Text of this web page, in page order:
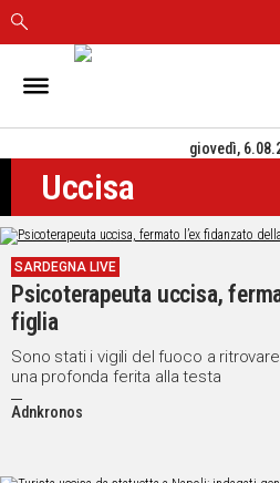
IN
CAGLIARI
SASSARI
NUORO
ORISTANO
SULCIS
GALLURA
OGLIASTRA
MEDIO
CAMPIDANO
giovedì,
Uccisa
SARDEGNA LIVE
Psicoterapeuta uccisa,
figlia
Sono stati i vigili del fuoco a
una profonda ferita alla testa
Adnkronos